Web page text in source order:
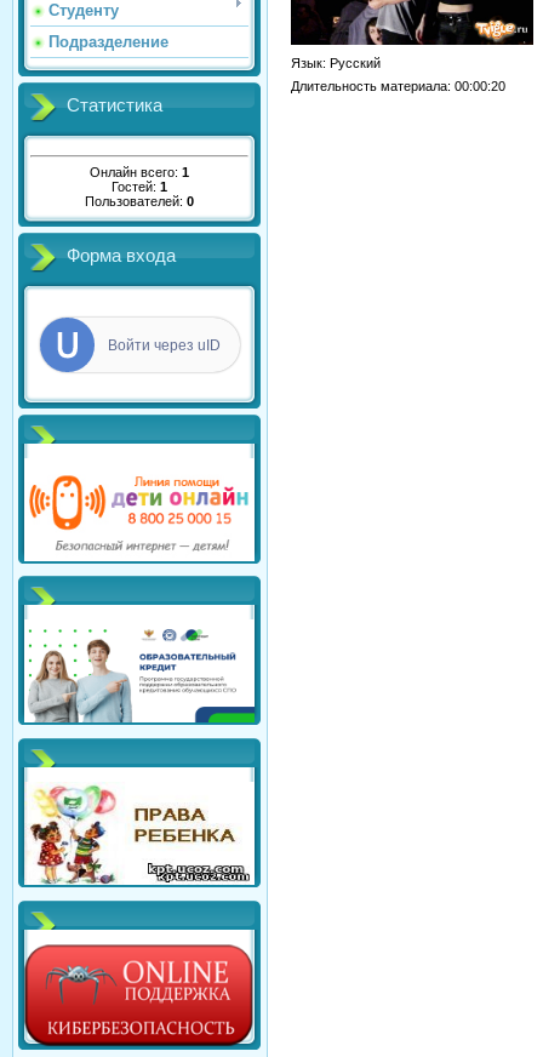
Студенту
Подразделение
Статистика
Онлайн всего: 1
Гостей: 1
Пользователей: 0
Форма входа
Войти через uID
Язык: Русский
Длительность материала: 00:00:20